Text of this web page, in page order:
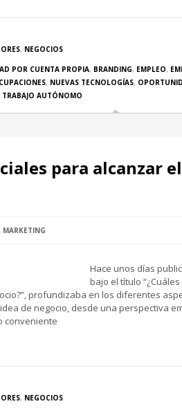
, NEGOCIOS
POR CUENTA PROPIA, BRANDING, EMPLEO,
, NUEVAS TECNOLOGÍAS,
TRABAJO AUTÓNOMO
para alcanzar
MARKETING
Hace unos días
bajo el título
profundizaba en los diferentes
de negocio, desde una perspectiva
conveniente
, NEGOCIOS